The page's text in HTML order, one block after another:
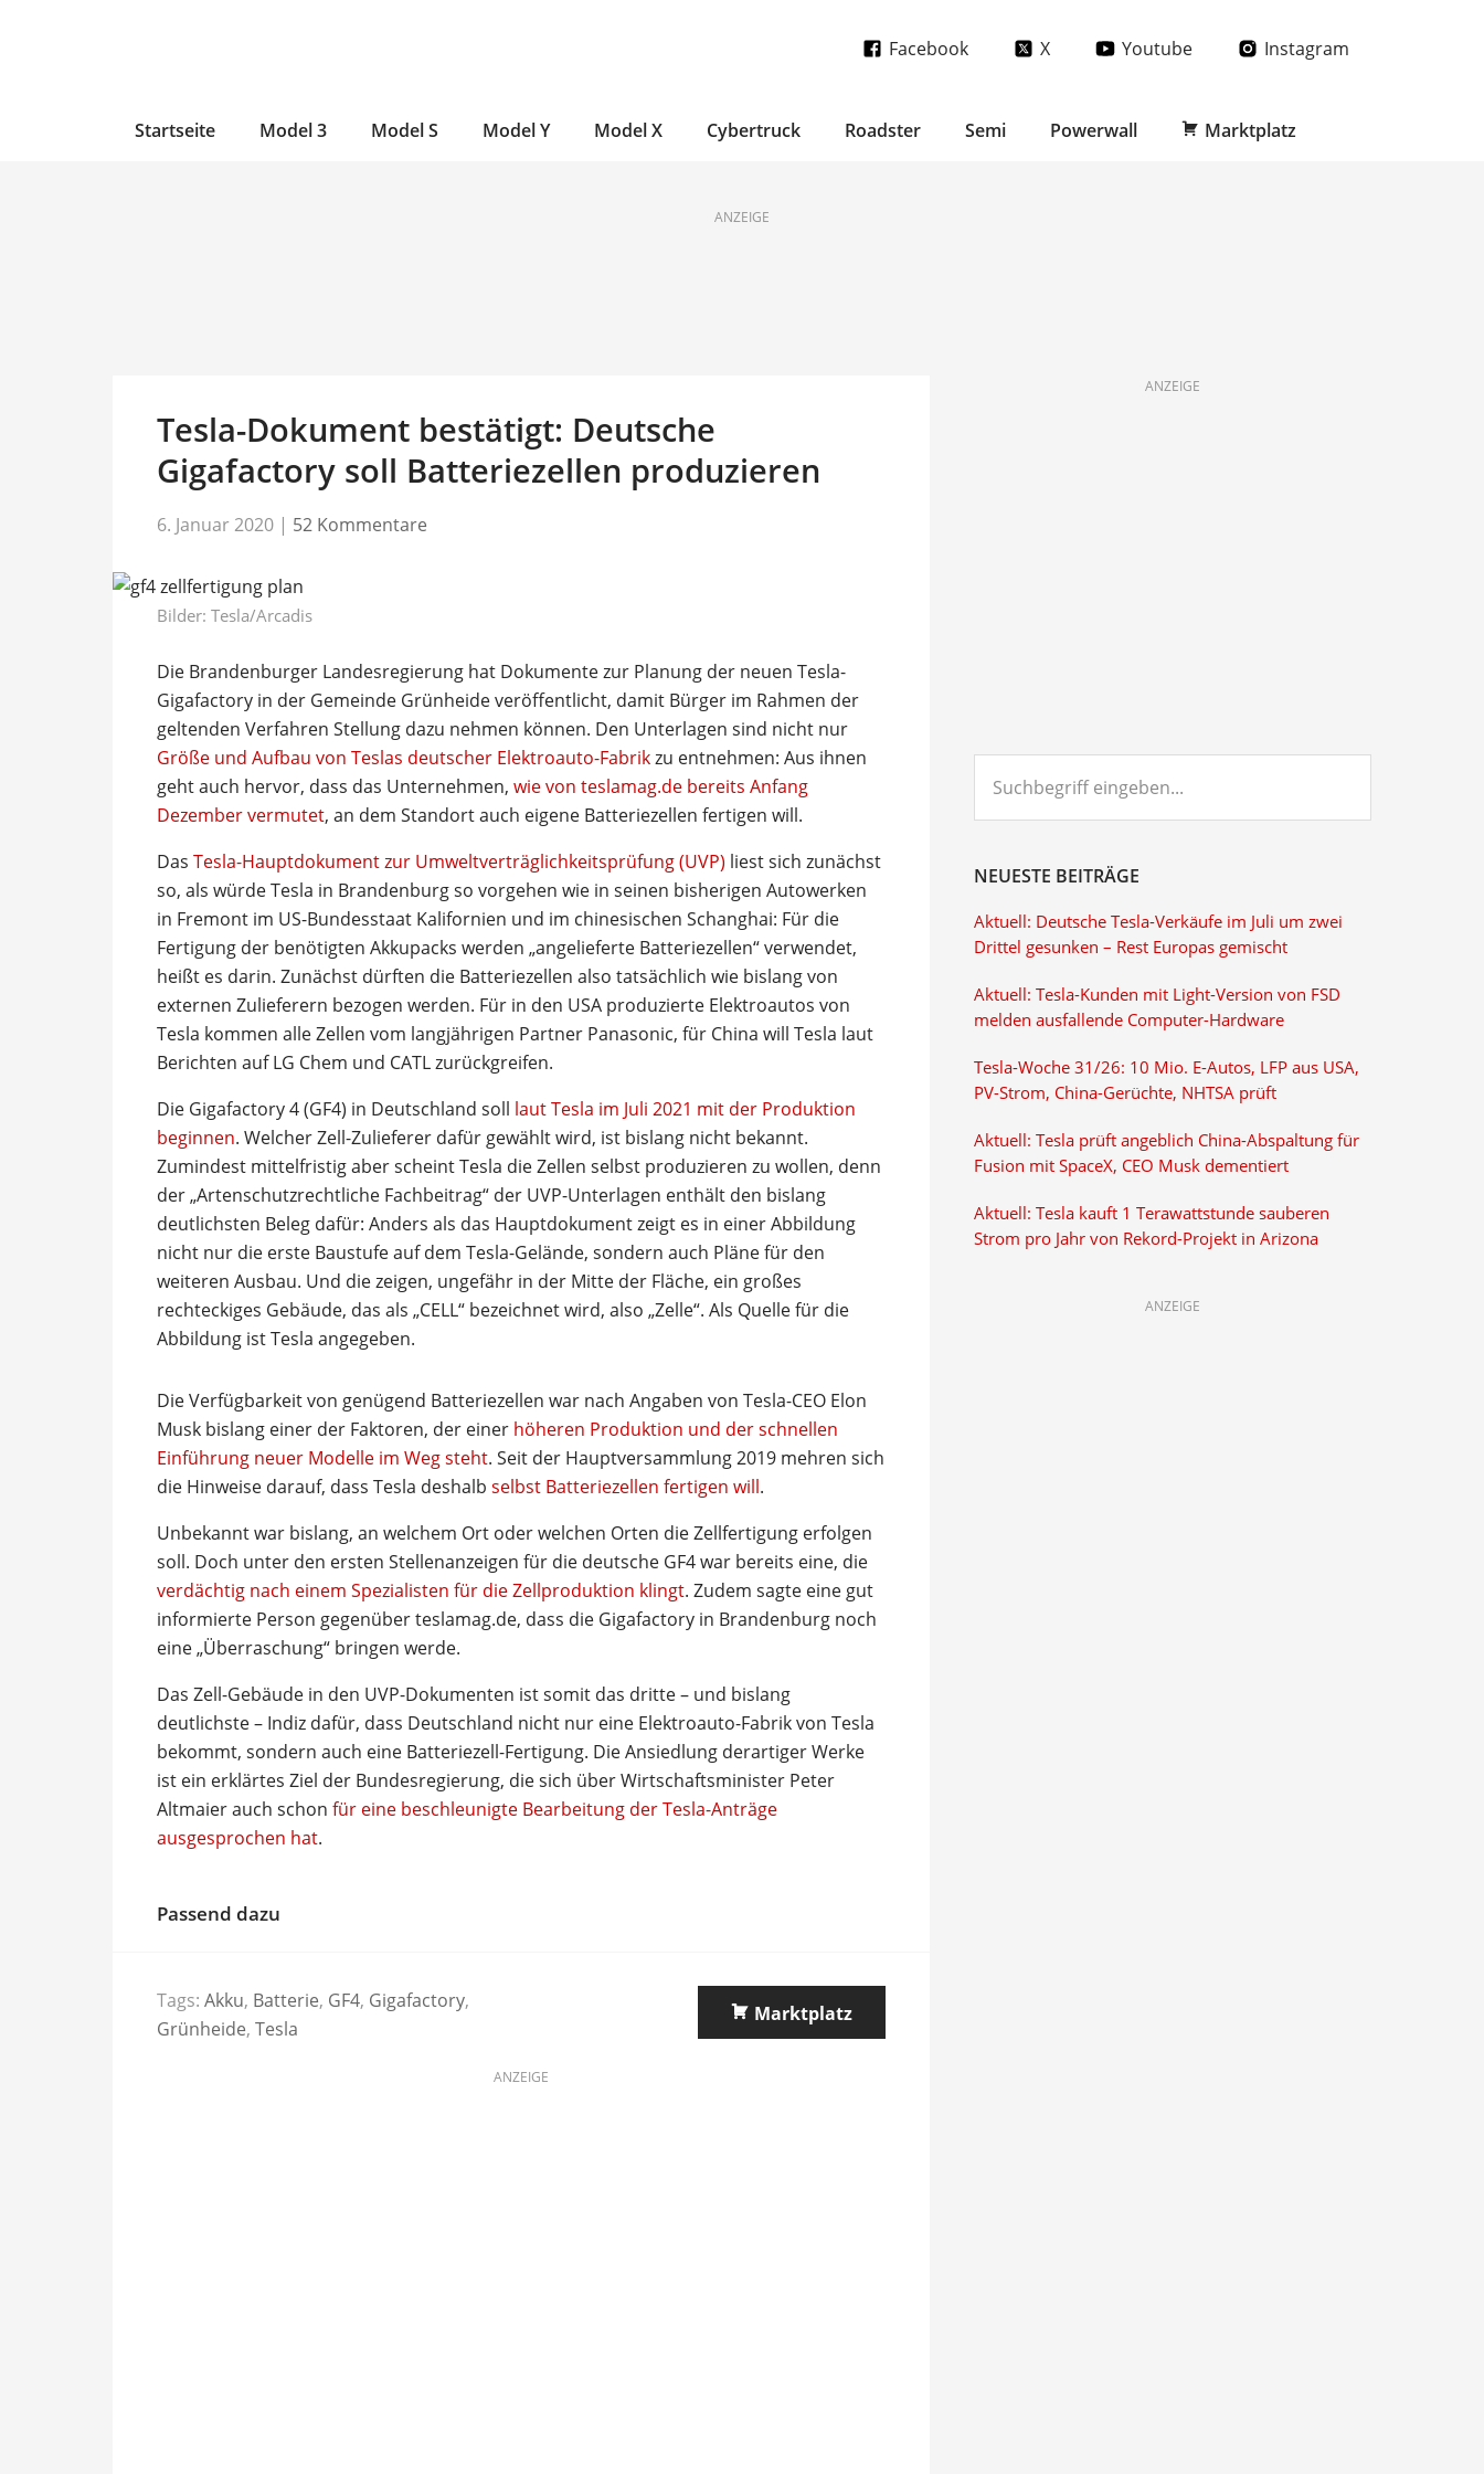
Facebook X Youtube Instagram
Startseite Model 3 Model S Model Y Model X Cybertruck Roadster Semi Powerwall Marktplatz
ANZEIGE
Tesla-Dokument bestätigt: Deutsche
Gigafactory soll Batteriezellen produzieren
6. Januar 2020 | 52 Kommentare
Bilder: Tesla/Arcadis
Die Brandenburger Landesregierung hat Dokumente zur Planung der neuen Tesla-
Gigafactory in der Gemeinde Grünheide veröffentlicht, damit Bürger im Rahmen der
geltenden Verfahren Stellung dazu nehmen können. Den Unterlagen sind nicht nur
Größe und Aufbau von Teslas deutscher Elektroauto-Fabrikzu entnehmen: Aus ihnen
geht auch hervor, dass das Unternehmen, wie von teslamag.de bereits Anfang
Dezember vermutet, an dem Standort auch eigene Batteriezellen fertigen will.
Das Tesla-Hauptdokument zur Umweltverträglichkeitsprüfung (UVP) liest sich zunächst
so, als würde Tesla in Brandenburg so vorgehen wie in seinen bisherigen Autowerken
in Fremont im US-Bundesstaat Kalifornien und im chinesischen Schanghai: Für die
Fertigung der benötigten Akkupacks werden „angelieferte Batteriezellen“ verwendet,
heißt es darin. Zunächst dürften die Batteriezellen also tatsächlich wie bislang von
externen Zulieferern bezogen werden. Für in den USA produzierte Elektroautos von
Tesla kommen alle Zellen vom langjährigen Partner Panasonic, für China will Tesla laut
Berichten auf LG Chem und CATL zurückgreifen.
Die Gigafactory 4 (GF4) in Deutschland soll laut Tesla im Juli 2021 mit der Produktion
beginnen. Welcher Zell-Zulieferer dafür gewählt wird, ist bislang nicht bekannt.
Zumindest mittelfristig aber scheint Tesla die Zellen selbst produzieren zu wollen, denn
der „Artenschutzrechtliche Fachbeitrag“ der UVP-Unterlagen enthält den bislang
deutlichsten Beleg dafür: Anders als das Hauptdokument zeigt es in einer Abbildung
nicht nur die erste Baustufe auf dem Tesla-Gelände, sondern auch Pläne für den
weiteren Ausbau. Und die zeigen, ungefähr in der Mitte der Fläche, ein großes
rechteckiges Gebäude, das als „CELL“ bezeichnet wird, also „Zelle“. Als Quelle für die
Abbildung ist Tesla angegeben.
Die Verfügbarkeit von genügend Batteriezellen war nach Angaben von Tesla-CEO Elon
Musk bislang einer der Faktoren, der einer höheren Produktion und der schnellen
Einführung neuer Modelle im Weg steht. Seit der Hauptversammlung 2019 mehren sich
die Hinweise darauf, dass Tesla deshalb selbst Batteriezellen fertigen will.
Unbekannt war bislang, an welchem Ort oder welchen Orten die Zellfertigung erfolgen
soll. Doch unter den ersten Stellenanzeigen für die deutsche GF4 war bereits eine, die
verdächtig nach einem Spezialisten für die Zellproduktion klingt. Zudem sagte eine gut
informierte Person gegenüber teslamag.de, dass die Gigafactory in Brandenburg noch
eine „Überraschung“ bringen werde.
Das Zell-Gebäude in den UVP-Dokumenten ist somit das dritte – und bislang
deutlichste – Indiz dafür, dass Deutschland nicht nur eine Elektroauto-Fabrik von Tesla
bekommt, sondern auch eine Batteriezell-Fertigung. Die Ansiedlung derartiger Werke
ist ein erklärtes Ziel der Bundesregierung, die sich über Wirtschaftsminister Peter
Altmaier auch schon für eine beschleunigte Bearbeitung der Tesla-Anträge
ausgesprochen hat.
Passend dazu
Tags: Akku, Batterie, GF4, Gigafactory,
Grünheide, Tesla
Marktplatz
ANZEIGE
ANZEIGE
eingeben...
NEUESTE BEITRÄGE
Aktuell: Deutsche Tesla-Verkäufe im Juli um zwei
Drittel gesunken – Rest Europas gemischt
Aktuell: Tesla-Kunden mit Light-Version von FSD
melden ausfallende Computer-Hardware
Tesla-Woche 31/26: 10 Mio. E-Autos, LFP aus USA,
PV-Strom, China-Gerüchte, NHTSA prüft
Aktuell: Tesla prüft angeblich China-Abspaltung für
Fusion mit SpaceX, CEO Musk dementiert
Aktuell: Tesla kauft 1 Terawattstunde sauberen
Strom pro Jahr von Rekord-Projekt in Arizona
ANZEIGE